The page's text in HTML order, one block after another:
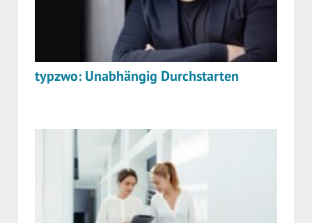
typzwo: Unabhängig Durchstarten